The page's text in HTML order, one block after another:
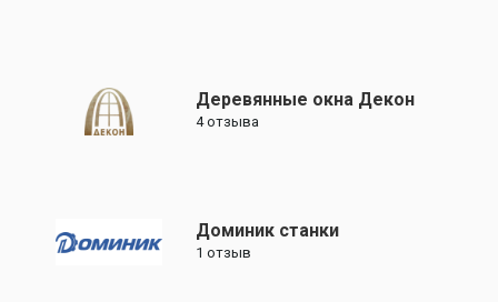
Деревянные окна Декон
4отзыва
Доминик станки
1 отзыв